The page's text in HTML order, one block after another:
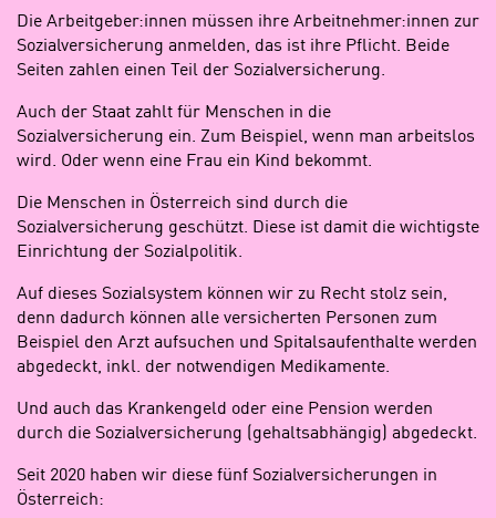
Die Arbeitgeber:innen müssen ihre Arbeitnehmer:innen zur
Sozialversicherung anmelden, das ist ihre Pflicht. Beide
Seiten zahlen einen Teil der Sozialversicherung.
Auch der Staat zahlt für Menschen in die
Sozialversicherung ein. Zum Beispiel, wenn man arbeitslos
wird. Oder wenn eine Frau ein Kind bekommt.
Die Menschen in Österreich sind durch die
Sozialversicherung geschützt. Diese ist damit die wichtigste
Einrichtung der Sozialpolitik.
Auf dieses Sozialsystem können wir zu Recht stolz sein,
denn dadurch können alle versicherten Personen zum
Beispiel den Arzt aufsuchen und Spitalsaufenthalte werden
abgedeckt, inkl. der notwendigen Medikamente.
Und auch das Krankengeld oder eine Pension werden
durch die Sozialversicherung (gehaltsabhängig) abgedeckt.
Seit 2020 haben wir diese fünf Sozialversicherungen in
Österreich: